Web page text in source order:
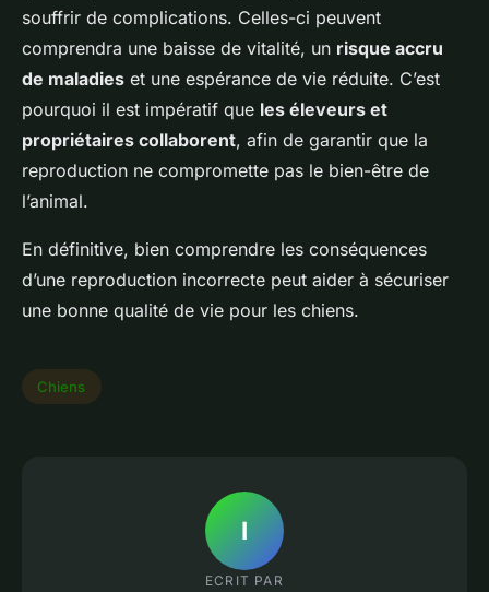
souffrir de complications. Celles-ci peuvent
comprendra une baisse de vitalité, un risque accru
de maladies et une espérance de vie réduite. C’est
pourquoi il est impératif que les éleveurs et
propriétaires collaborent, afin de garantir que la
reproduction ne compromette pas le bien-être de
l’animal.
En définitive, bien comprendre les conséquences
d’une reproduction incorrecte peut aider à sécuriser
une bonne qualité de vie pour les chiens.
Chiens
I
ECRIT PAR